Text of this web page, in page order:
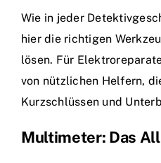
Wie in jeder
hier die richtigen
lösen. Für
von nützlichen Helfern,
Kurzschlüssen und
Multimeter: Das